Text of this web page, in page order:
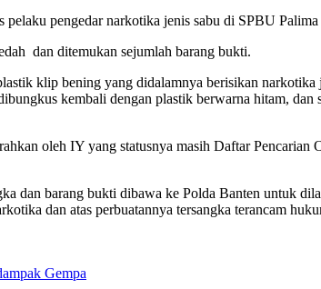
pengedar narkotika jenis sabu di SPBU
dan ditemukan sejumlah barang bukti.
klip bening yang didalamnya berisikan
kembali dengan plastik berwarna hitam,
oleh IY yang statusnya masih Daftar
dan barang bukti dibawa ke Polda Banten untuk
dan atas perbuatannya tersangka terancam
Gempa